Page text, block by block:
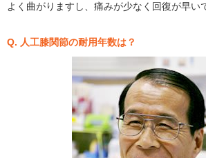
よく曲がりますし、痛みが少なく回復が早い
Q. 人工膝関節の耐用年数は？